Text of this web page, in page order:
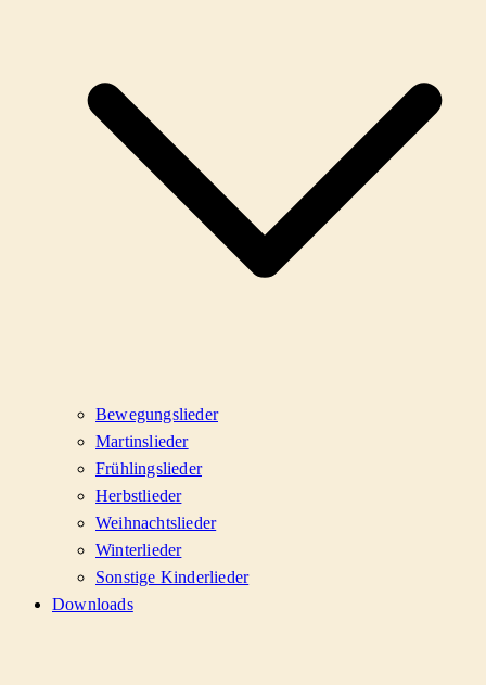
Bewegungslieder
Martinslieder
Frühlingslieder
Herbstlieder
Weihnachtslieder
Winterlieder
Sonstige Kinderlieder
Downloads